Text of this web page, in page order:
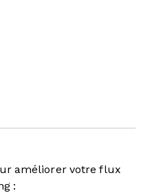
améliorer votre flux
: